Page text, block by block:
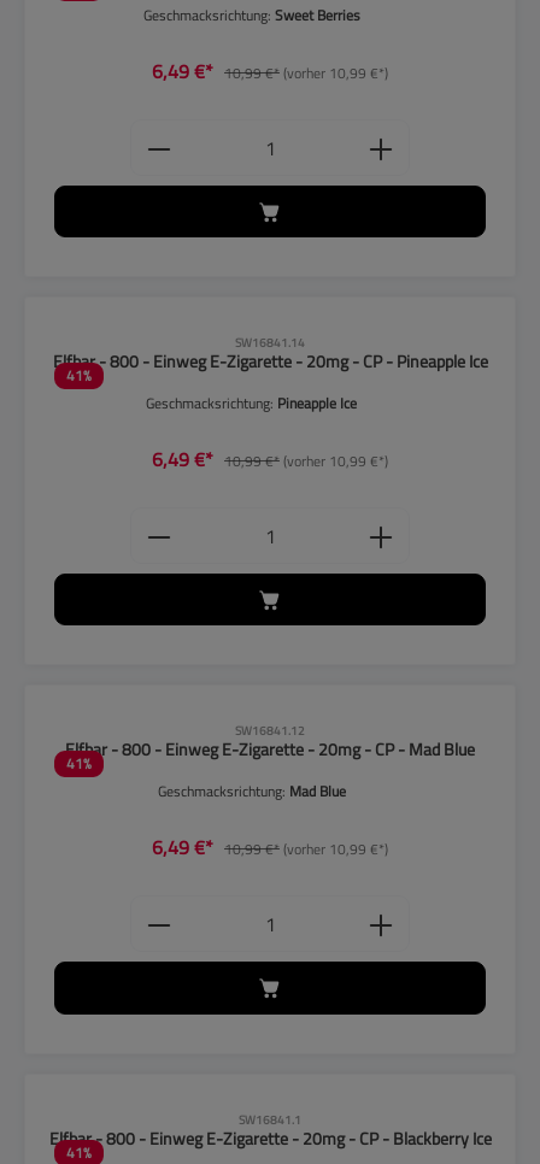
Geschmacksrichtung: Sweet Berries
6,49 €* 10,99 €*(vorher 10,99 €*)
Produkt Anzahl: Gib den
41%
SW16841.14
Elfbar - 800 - Einweg E-Zigarette - 20mg - CP - Pineapple Ice
Geschmacksrichtung: Pineapple Ice
6,49 €* 10,99 €*(vorher 10,99 €*)
Produkt Anzahl: Gib den
41%
SW16841.12
Elfbar - 800 - Einweg E-Zigarette - 20mg - CP - Mad Blue
Geschmacksrichtung: Mad Blue
6,49 €* 10,99 €*(vorher 10,99 €*)
Produkt Anzahl: Gib den
41%
SW16841.1
Elfbar - 800 - Einweg E-Zigarette - 20mg - CP - Blackberry Ice